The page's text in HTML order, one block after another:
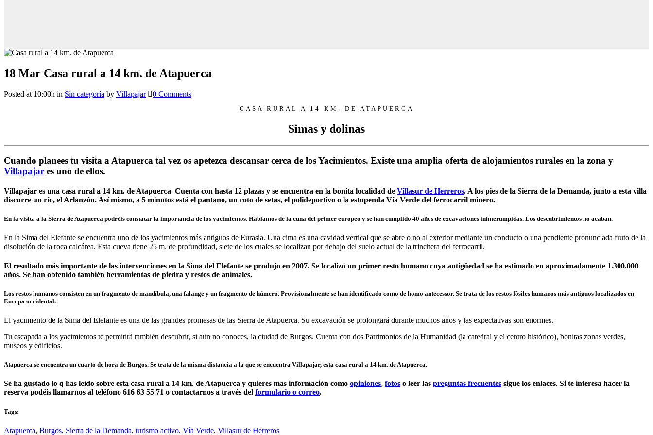
18 Mar Casa rural a 14 km. de Atapuerca
Posted at 10:00h in Sin categoría by Villapajar 0 Comments
CASA RURAL A 14 KM. DE ATAPUERCA
Simas y dolinas
Cuando planees tu visita a Atapuerca tal vez os apetezca descansar cerca de los Yacimientos. Existe una amplia oferta de alojamientos rurales en la zona y
Villapajar es uno de ellos.
Villapajar es una casa rural a 14 km. de Atapuerca. Cuenta con hasta 12 plazas y se encuentra en la bonita localidad de Villasur de Herreros. A los pies de la Sierra de la Demanda, junto a esta villa
discurre un río, el Arlanzón. Así mismo, a 5 minutos está el pantano, un coto de setas, el polideportivo o la estupenda Vía Verde del ferrocarril minero.
En la visita a la Sierra de Atapuerca podréis constatar la importancia de los yacimientos. Hablamos de la cuna del primer europeo y se han cumplido 40 años de excavaciones ininterumpidas. Los descubrimientos no acaban.
En la Sima del Elefante se encuentra uno de los yacimientos más antiguos de Eurasia. Una cima es una cavidad vertical que se abre o no al exterior mediante un conducto o una pendiente pronunciada fruto de la
disolución de la roca calcárea. Esta cueva tiene 25 m. de profundidad, siete de los cuales se localizan por debajo del suelo actual de la trinchera del ferrocarril.
El resultado más importante de las intervenciones en la Sima del Elefante se produjo en 2007. Se localizó un primer resto humano cuya antigüedad se ha estimado en aproximadamente 1.300.000
años. Se han obtenido también herramientas de piedra y restos de animales.
Los restos humanos consisten en un fragmento de mandíbula, una falange y un fragmento de húmero. Provisionalmente se han identificado como de homo antecessor. Se trata de los restos fósiles humanos más antiguos localizados en
Europa occidental.
El yacimiento de la Sima del Elefante es una de las grandes promesas de las Sierra de Atapuerca. Su excavación se prolongará durante muchos años y las expectativas son enormes.
Tu escapada a los yacimientos te permitirá también descubrir, si aún no conoces, la ciudad de Burgos. Cuenta con dos Patrimonios de la Humanidad (la catedral y el centro histórico), bonitas zonas verdes,
museos y edificios.
Atapuerca se encuentra un cuarto de hora de Burgos. Se trata de la misma distancia a la que se encuentra Villapajar, esta casa rural a 14 km. de Atapuerca.
Se ha gustado lo q has leído sobre esta casa rural a 14 km. de Atapuerca y quieres mas información como opiniones, fotos o leer las preguntas frecuentes sigue los enlaces. Si te interesa hacer la
reserva podéis llamarnos al teléfono 616 63 55 71 o contactarnos a través del formulario o correo.
Tags:
Atapuerca, Burgos, Sierra de la Demanda, turismo activo, Vía Verde, Villasur de Herreros